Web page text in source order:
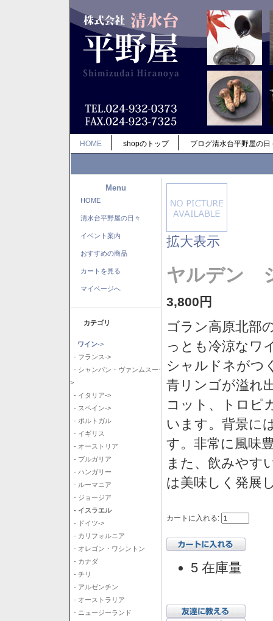
HOME shopのトップ ブログ清水台平野屋の日
Menu
HOME
清水台平野屋の日々
イベント案内
おすすめの商品
カートを見る
マイページへ
カテゴリ
ワイン->
- フランス->
- シャンパン・ヴァンムスー-
>
- イタリア->
- スペイン->
- ポルトガル
- イギリス
- オーストリア
- ブルガリア
- ハンガリー
- ルーマニア
- ジョージア
- イスラエル
- ドイツ->
- カリフォルニア
- オレゴン・ワシントン
- カナダ
- チリ
- アルゼンチン
- オーストラリア
- ニュージーランド
拡大表示
ヤルデン
3,800円
ゴラン高原北部
っとも冷涼なワ
シャルドネがつ
青リンゴが溢れ
コット、トロピ
います。背景に
す。非常に風味
また、飲みやす
は美味しく発展
カートに入れる:
5 在庫量